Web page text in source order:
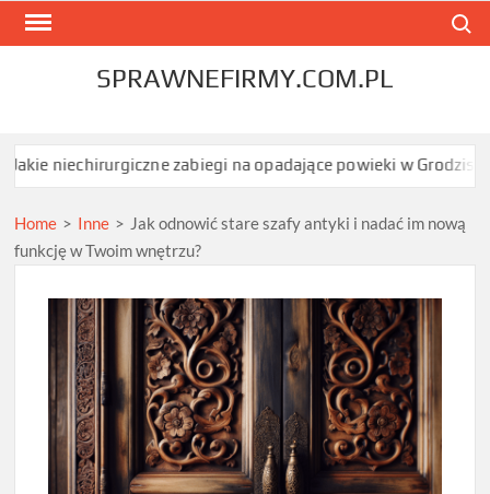
Skip
SPRAWNEFIRMY.COM.PL
zabiegi na opadające powieki w Grodzisku
Home > Inne > Jak odnowić stare szafy antyki i nadać im nową
funkcję w Twoim wnętrzu?